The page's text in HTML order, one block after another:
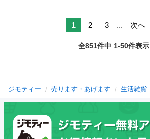
1 2 3 ... 次へ
全851件中 1-50件表示
ジモティー 売ります・あげます 生活雑貨